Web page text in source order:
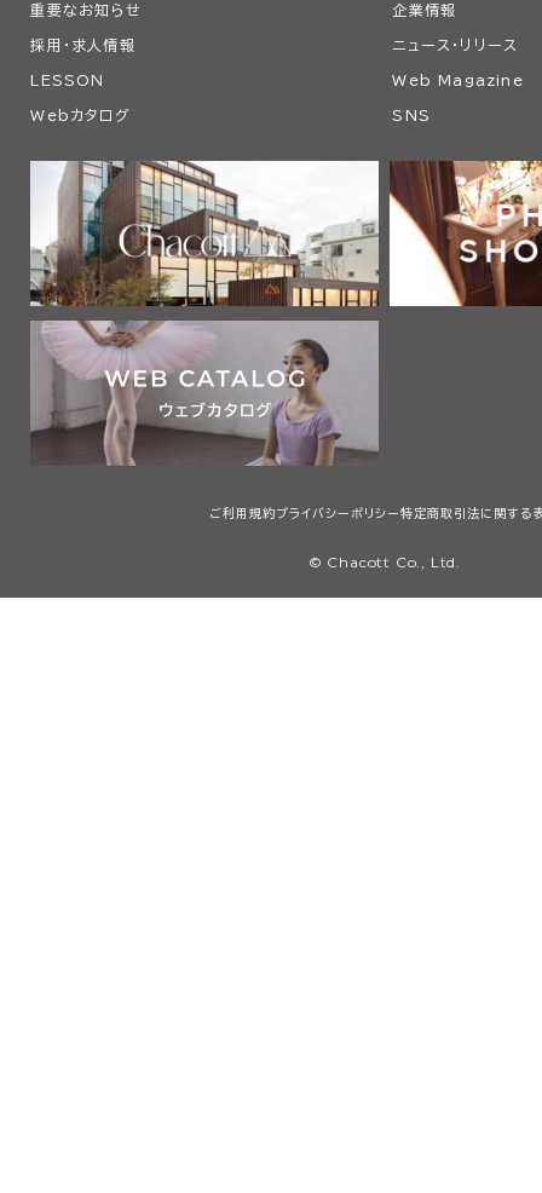
重要なお知らせ 企業情報
採用・求人情報 ニュース・リリース
LESSON Web Magazine
Webカタログ SNS
ご利用規約プライバシーポリシー 特定商取引法に関する
© Chacott Co., Ltd.